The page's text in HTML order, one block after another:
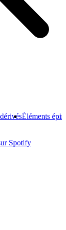
Éléments
Spotify